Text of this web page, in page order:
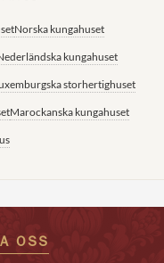
Norska kungahuset
kungahuset
storhertighuset
Marockanska kungahuset
OSS